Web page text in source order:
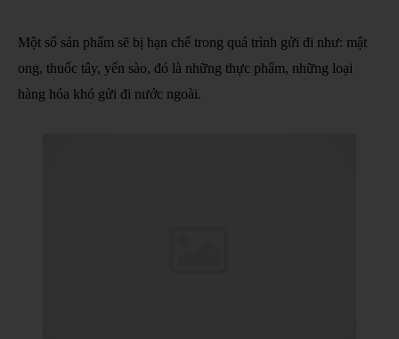
Một số sản phẩm sẽ bị hạn chế trong quá trình gửi đi như: mật
ong, thuốc tây, yến sào, đó là những thực phẩm, những loại
hàng hóa khó gửi đi nước ngoài.